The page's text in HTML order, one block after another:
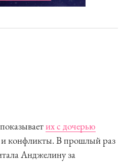
их с дочерью
и конфликты. В прошлый раз
Анджелину за